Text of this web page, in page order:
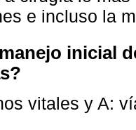
e incluso la
inicial
vitales y A: